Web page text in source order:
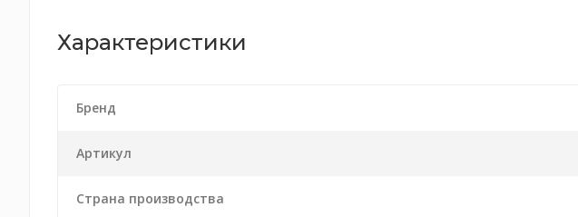
Характеристики
Бренд
Артикул
Страна производства